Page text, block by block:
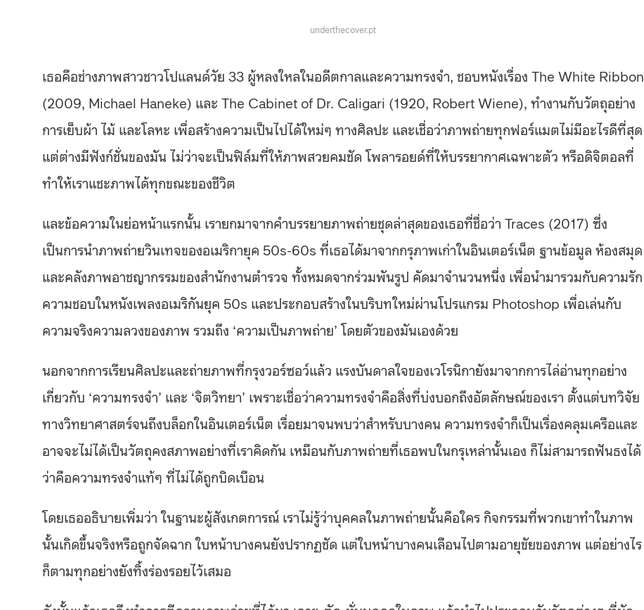
underthecover.pt
เธอคือช่างภาพสาวชาวโปแลนด์วัย 33 ผู้หลงใหลในอดีตกาลและความทรงจำ, ชอบหนังเรื่อง The White Ribbon
(2009, Michael Haneke) และ The Cabinet of Dr. Caligari (1920, Robert Wiene), ทำงานกับวัตถุอย่าง
การเย็บผ้า ไม้ และโลหะ เพื่อสร้างความเป็นไปได้ใหม่ๆ ทางศิลปะ และเชื่อว่าภาพถ่ายทุกฟอร์แมตไม่มีอะไรดีที่สุด
แต่ต่างมีฟังก์ชั่นของมัน ไม่ว่าจะเป็นฟิล์มที่ให้ภาพสวยคมชัด โพลารอยด์ที่ให้บรรยากาศเฉพาะตัว หรือดิจิตอลที่
ทำให้เราแชะภาพได้ทุกขณะของชีวิต
และข้อความในย่อหน้าแรกนั้น เรายกมาจากคำบรรยายภาพถ่ายชุดล่าสุดของเธอที่ชื่อว่า Traces (2017) ซึ่ง
เป็นการนำภาพถ่ายวินเทจของอเมริกายุค 50s-60s ที่เธอได้มาจากกรุภาพเก่าในอินเตอร์เน็ต ฐานข้อมูล ห้องสมุด
และคลังภาพอาชญากรรมของสำนักงานตำรวจ ทั้งหมดจากร่วมพันรูป คัดมาจำนวนหนึ่ง เพื่อนำมารวมกับความรัก
ความชอบในหนังเพลงอเมริกันยุค 50s และประกอบสร้างในบริบทใหม่ผ่านโปรแกรม Photoshop เพื่อเล่นกับ
ความจริงความลวงของภาพ รวมถึง ‘ความเป็นภาพถ่าย’ โดยตัวของมันเองด้วย
นอกจากการเรียนศิลปะและถ่ายภาพที่กรุงวอร์ซอว์แล้ว แรงบันดาลใจของเวโรนิกายังมาจากการไล่อ่านทุกอย่าง
เกี่ยวกับ ‘ความทรงจำ’ และ ‘จิตวิทยา’ เพราะเชื่อว่าความทรงจำคือสิ่งที่บ่งบอกถึงอัตลักษณ์ของเรา ตั้งแต่บทวิจัย
ทางวิทยาศาสตร์จนถึงบล็อกในอินเตอร์เน็ต เรื่อยมาจนพบว่าสำหรับบางคน ความทรงจำก็เป็นเรื่องคลุมเครือและ
อาจจะไม่ได้เป็นวัตถุคงสภาพอย่างที่เราคิดกัน เหมือนกับภาพถ่ายที่เธอพบในกรุเหล่านั้นเอง ก็ไม่สามารถฟันธงได้
ว่าคือความทรงจำแท้ๆ ที่ไม่ได้ถูกบิดเบือน
โดยเธออธิบายเพิ่มว่า ในฐานะผู้สังเกตการณ์ เราไม่รู้ว่าบุคคลในภาพถ่ายนั้นคือใคร กิจกรรมที่พวกเขาทำในภาพ
นั้นเกิดขึ้นจริงหรือถูกจัดฉาก ใบหน้าบางคนยังปรากฏชัด แต่ใบหน้าบางคนเลือนไปตามอายุขัยของภาพ แต่อย่างไร
ก็ตามทุกอย่างยังทิ้งร่องรอยไว้เสมอ